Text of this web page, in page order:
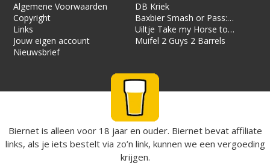
Algemene Voorwaarden
Copyright
Links
Jouw eigen account
Nieuwsbrief
DB Kriek
Baxbier Smash or Pass:
Strata
Uiltje Take my Horse to
the Hotel Room
Muifel 2 Guys 2 Barrels
Biernet is alleen voor 18 jaar en ouder. Biernet bevat affiliate
links, als je iets bestelt via zo’n link, kunnen we een vergoeding
krijgen.